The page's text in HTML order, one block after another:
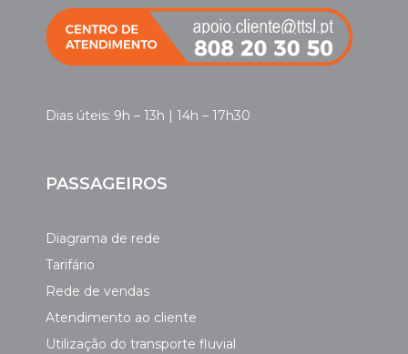
Dias úteis: 9h – 13h | 14h – 17h30
PASSAGEIROS
Diagrama de rede
Tarifário
Rede de vendas
Atendimento ao cliente
Utilização do transporte fluvial